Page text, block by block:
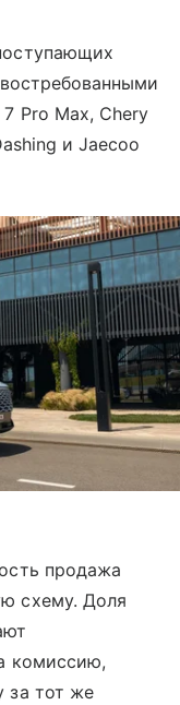
Pro Max, Chery
и Jaecoo
продажа
схему. Доля
комиссию,
за тот же